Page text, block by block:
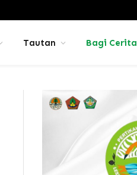
Tautan Bagi Cerita